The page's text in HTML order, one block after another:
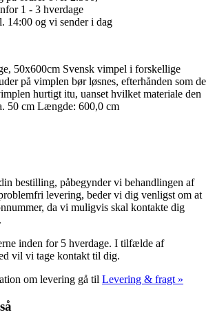
1 - 3 hverdage
14:00 og vi sender i dag
50x600cm Svensk vimpel i forskellige
på vimplen bør løsnes, efterhånden som de
hurtigt itu, uanset hvilket materiale den
50 cm Længde: 600,0 cm
bestilling, påbegynder vi behandlingen af
levering, beder vi dig venligst om at
da vi muligvis skal kontakte dig
inden for 5 hverdage. I tilfælde af
vil vi tage kontakt til dig.
om levering gå til Levering & fragt »